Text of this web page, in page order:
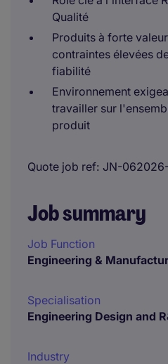
Qualité
Produits à forte
contraintes élevées
fiabilité
Environnement
travailler sur
produit
Quote job ref JN-
Job summary
Job Function
Engineering &
Specialisation
Engineering Design and
Industry